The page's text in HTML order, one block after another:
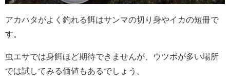
アカハタがよく釣れる餌はサンマの切り身やイカの短冊で
す。
虫エサでは身餌ほど期待できませんが、ウツボが多い場所
では試してみる価値もあるでしょう。